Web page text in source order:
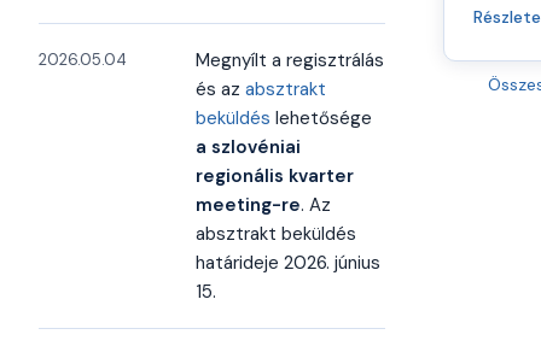
2026.05.04
Megnyílt a regisztrálás
és az absztrakt
beküldés lehetősége
a szlovéniai
regionális kvarter
meeting-re. Az
absztrakt beküldés
határideje 2026. június
15.